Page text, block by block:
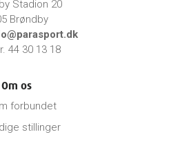
Stadion 20
Brøndby
44 30 13 18
Om os
forbundet
stillinger